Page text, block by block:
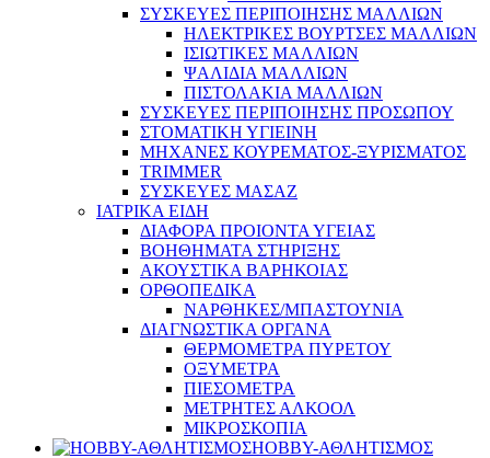
ΣΥΣΚΕΥΕΣ ΠΕΡΙΠΟΙΗΣΗΣ ΜΑΛΛΙΩΝ
ΗΛΕΚΤΡΙΚΕΣ ΒΟΥΡΤΣΕΣ ΜΑΛΛΙΩΝ
ΙΣΙΩΤΙΚΕΣ ΜΑΛΛΙΩΝ
ΨΑΛΙΔΙΑ ΜΑΛΛΙΩΝ
ΠΙΣΤΟΛΑΚΙΑ ΜΑΛΛΙΩΝ
ΣΥΣΚΕΥΕΣ ΠΕΡΙΠΟΙΗΣΗΣ ΠΡΟΣΩΠΟΥ
ΣΤΟΜΑΤΙΚΗ ΥΓΙΕΙΝΗ
ΜΗΧΑΝΕΣ ΚΟΥΡΕΜΑΤΟΣ-ΞΥΡΙΣΜΑΤΟΣ
TRIMMER
ΣΥΣΚΕΥΕΣ ΜΑΣΑΖ
ΙΑΤΡΙΚΑ ΕΙΔΗ
ΔΙΑΦΟΡΑ ΠΡΟΙΟΝΤΑ ΥΓΕΙΑΣ
ΒΟΗΘΗΜΑΤΑ ΣΤΗΡΙΞΗΣ
ΑΚΟΥΣΤΙΚΑ ΒΑΡΗΚΟΙΑΣ
ΟΡΘΟΠΕΔΙΚΑ
ΝΑΡΘΗΚΕΣ/ΜΠΑΣΤΟΥΝΙΑ
ΔΙΑΓΝΩΣΤΙΚΑ ΟΡΓΑΝΑ
ΘΕΡΜΟΜΕΤΡΑ ΠΥΡΕΤΟΥ
ΟΞΥΜΕΤΡΑ
ΠΙΕΣΟΜΕΤΡΑ
ΜΕΤΡΗΤΕΣ ΑΛΚΟΟΛ
ΜΙΚΡΟΣΚΟΠΙΑ
HOBBY-ΑΘΛΗΤΙΣΜΟΣ